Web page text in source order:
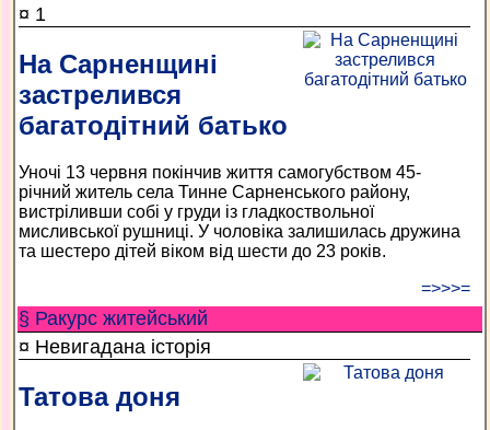
¤ 1
На Сарненщині
застрелився
багатодітний батько
Уночі 13 червня покінчив життя самогубством 45-
річний житель села Тинне Сарненського району,
вистріливши собі у груди із гладкоствольної
мисливської рушниці. У чоловіка залишилась дружина
та шестеро дітей віком від шести до 23 років.
=>>>=
§ Ракурс житейський
¤ Невигадана історія
Татова доня